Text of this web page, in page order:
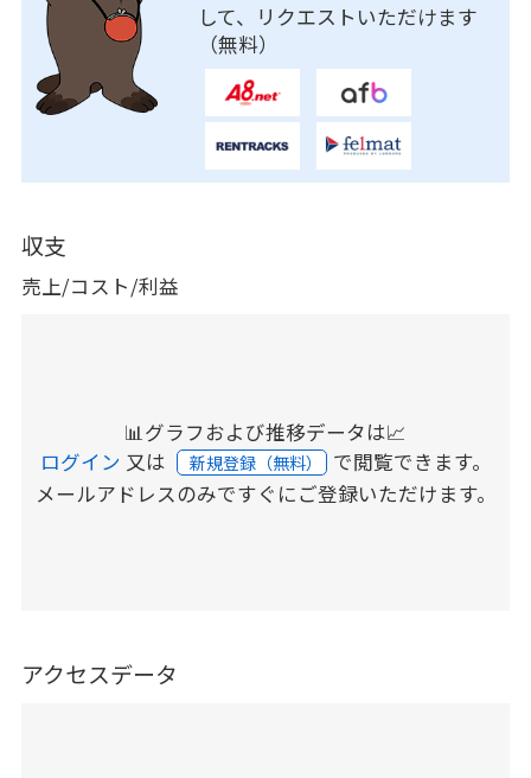
して、リクエストいただけます
（無料）
収支
売上/コスト/利益
📊グラフおよび推移データは📈
ログイン 又は 新規登録（無料） で閲覧できます。
メールアドレスのみですぐにご登録いただけます。
アクセスデータ